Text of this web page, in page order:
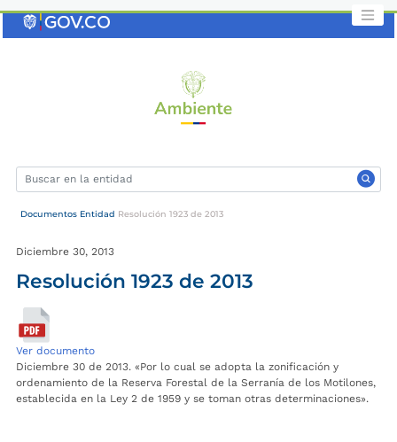
Documentos Entidad Resolución 1923 de 2013
Diciembre 30, 2013
Resolución 1923 de 2013
Ver documento
Diciembre 30 de 2013. «Por lo cual se adopta la zonificación y
ordenamiento de la Reserva Forestal de la Serranía de los Motilones,
establecida en la Ley 2 de 1959 y se toman otras determinaciones».